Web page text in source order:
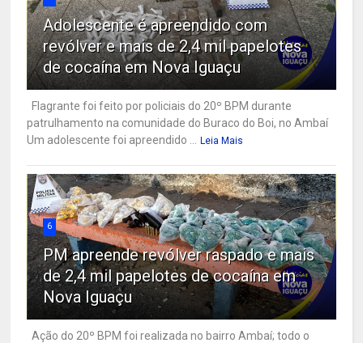
Adolescente é apreendido com
revólver e mais de 2,4 mil papelotes
de cocaína em Nova Iguaçu
Flagrante foi feito por policiais do 20º BPM durante
patrulhamento na comunidade do Buraco do Boi, no Ambaí
Um adolescente foi apreendido ...
Leia Mais
6
PM apreende revólver raspado e mais
de 2,4 mil papelotes de cocaína em
Nova Iguaçu
Ação do 20º BPM foi realizada no bairro Ambaí; todo o